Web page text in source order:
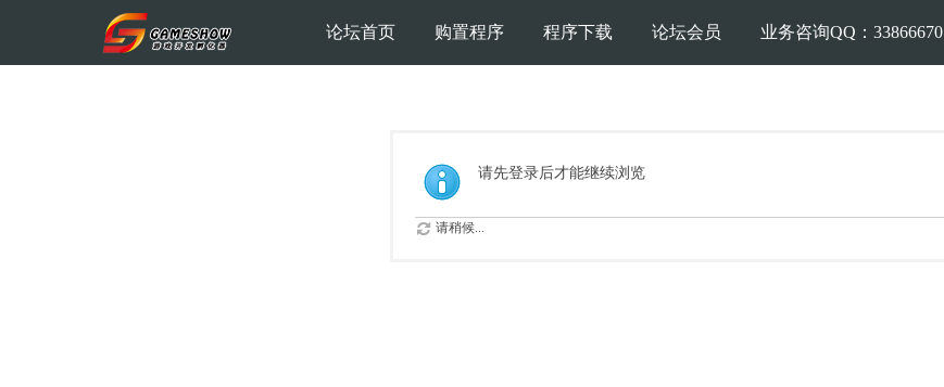
论坛首页 购置程序 程序下载 论坛会员 业务咨询QQ：33866670
请先登录后才能继续浏览
请稍候...